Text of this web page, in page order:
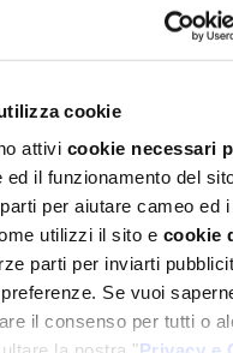
cookie
attivi cookie necessari
ed il funzionamento del
per aiutare cameo ed
utilizzi il sito e cookie
parti per inviarti
Se vuoi
il consenso per tutti o
70g di prodotto